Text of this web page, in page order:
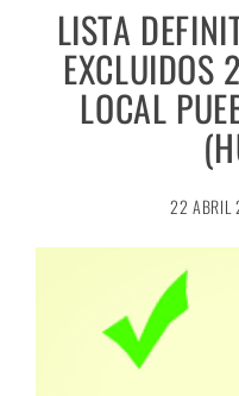
LISTA
EXCLUIDOS
LOCAL
22 ABRIL